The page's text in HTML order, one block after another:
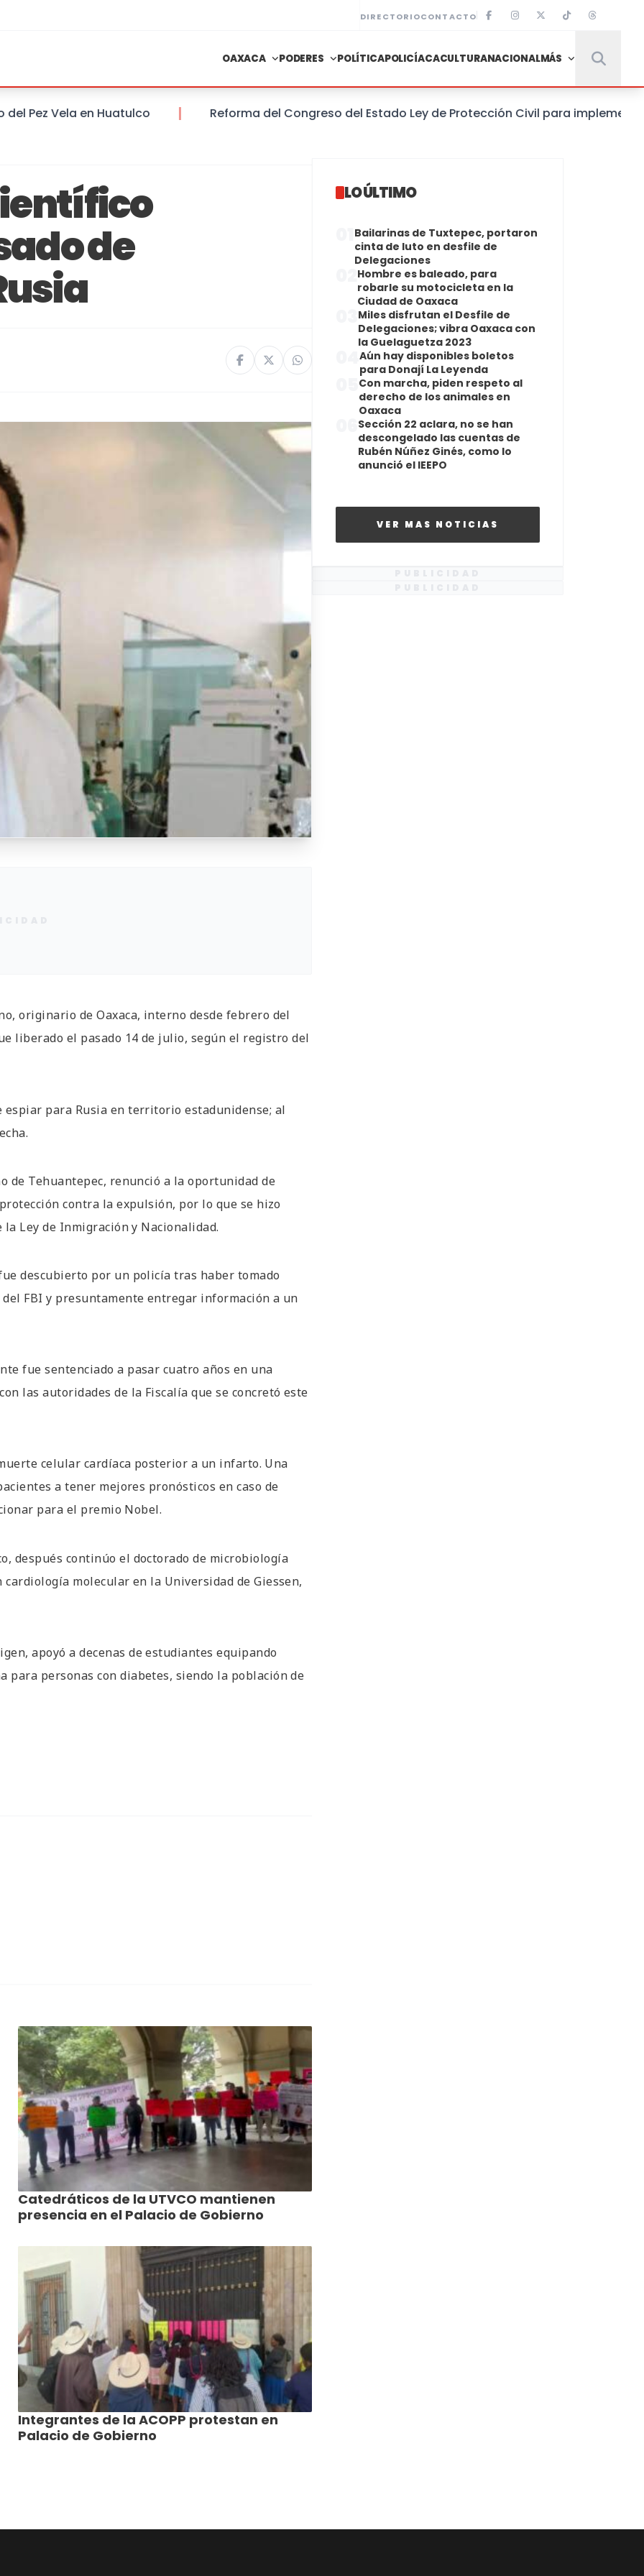
DIRECTORIOCONTACTO
OAXACA PODERES POLÍTICAPOLICÍACACULTURANACIONALMÁS
Vela en Huatulco Reforma del Congreso del Estado Ley de Protección Civil para implementar
de
originario de Oaxaca, interno desde febrero del
liberado el pasado 14 de julio, según el registro del
espiar para Rusia en territorio estadunidense; al
de Tehuantepec, renunció a la oportunidad de
contra la expulsión, por lo que se hizo
Ley de Inmigración y Nacionalidad.
descubierto por un policía tras haber tomado
FBI y presuntamente entregar información a un
fue sentenciado a pasar cuatro años en una
las autoridades de la Fiscalía que se concretó este
celular cardíaca posterior a un infarto. Una
a tener mejores pronósticos en caso de
para el premio Nobel.
después continúo el doctorado de microbiología
molecular en la Universidad de Giessen,
apoyó a decenas de estudiantes equipando
para personas con diabetes, siendo la población de
Catedráticos de la UTVCO mantienen
presencia en el Palacio de Gobierno
Integrantes de la ACOPP protestan en
Palacio de Gobierno
LO ÚLTIMO
Bailarinas de Tuxtepec, portaron
cinta de luto en desfile de
Delegaciones
Hombre es baleado, para
robarle su motocicleta en la
Ciudad de Oaxaca
Miles disfrutan el Desfile de
Delegaciones; vibra Oaxaca con
la Guelaguetza 2023
Aún hay disponibles boletos
para Donají La Leyenda
Con marcha, piden respeto al
derecho de los animales en
Oaxaca
Sección 22 aclara, no se han
descongelado las cuentas de
Rubén Núñez Ginés, como lo
anunció el IEEPO
VER MAS NOTICIAS